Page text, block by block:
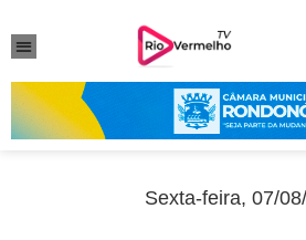
Sexta-feira, 07/